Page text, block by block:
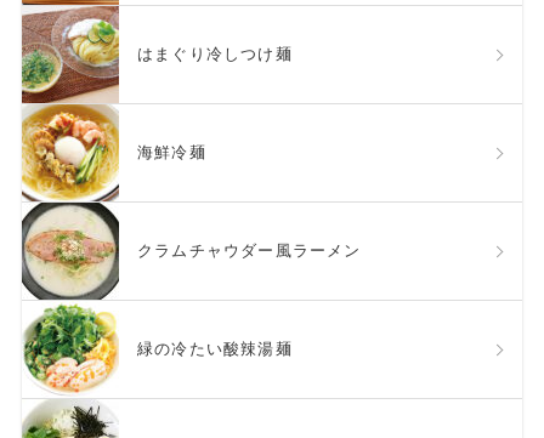
はまぐり冷しつけ麺
海鮮冷麺
クラムチャウダー風ラーメン
緑の冷たい酸辣湯麺